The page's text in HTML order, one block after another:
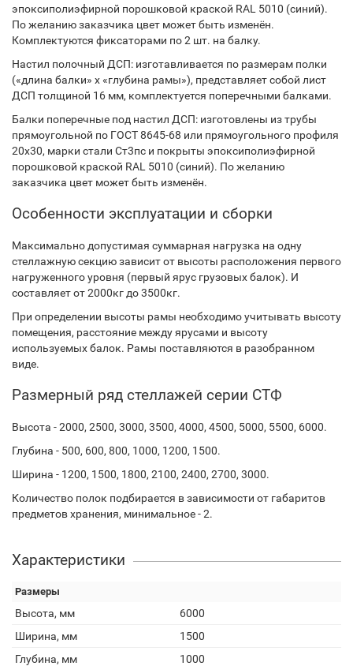
эпоксиполиэфирной порошковой краской RAL 5010 (синий).
По желанию заказчика цвет может быть изменён.
Комплектуются фиксаторами по 2 шт. на балку.
Настил полочный ДСП: изготавливается по размерам полки
(«длина балки» х «глубина рамы»), представляет собой лист
ДСП толщиной 16 мм, комплектуется поперечными балками.
Балки поперечные под настил ДСП: изготовлены из трубы
прямоугольной по ГОСТ 8645-68 или прямоугольного профиля
20х30, марки стали Ст3пс и покрыты эпоксиполиэфирной
порошковой краской RAL 5010 (синий). По желанию
заказчика цвет может быть изменён.
Особенности эксплуатации и сборки
Максимально допустимая суммарная нагрузка на одну
стеллажную секцию зависит от высоты расположения первого
нагруженного уровня (первый ярус грузовых балок). И
составляет от 2000кг до 3500кг.
При определении высоты рамы необходимо учитывать высоту
помещения, расстояние между ярусами и высоту
используемых балок. Рамы поставляются в разобранном
виде.
Размерный ряд стеллажей серии СТФ
Высота - 2000, 2500, 3000, 3500, 4000, 4500, 5000, 5500, 6000.
Глубина - 500, 600, 800, 1000, 1200, 1500.
Ширина - 1200, 1500, 1800, 2100, 2400, 2700, 3000.
Количество полок подбирается в зависимости от габаритов
предметов хранения, минимальное - 2.
Характеристики
Размеры
Высота, мм
6000
Ширина, мм
1500
Глубина, мм
1000